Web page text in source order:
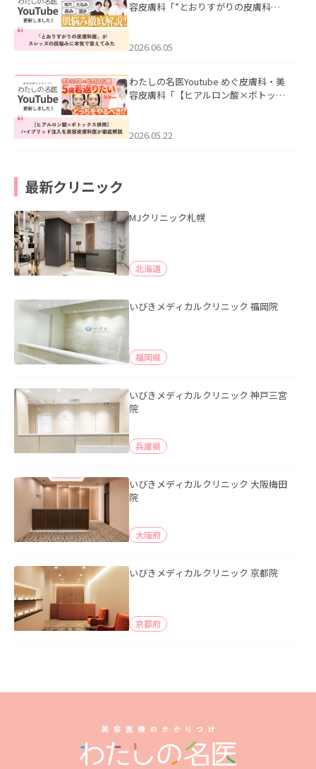
容皮膚科「”とおりすがりの皮膚科
2026.06.05
わたしの名医Youtube めぐ皮膚科・美
容皮膚科「【ヒアルロン酸×ボトック
た。
2026.05.22
最新クリニック
MJクリニック札幌
北海道
いびきメディカルクリニック 福岡院
福岡県
いびきメディカルクリニック 神戸三宮
院
兵庫県
いびきメディカルクリニック 大阪梅田
院
大阪府
いびきメディカルクリニック 京都院
京都府